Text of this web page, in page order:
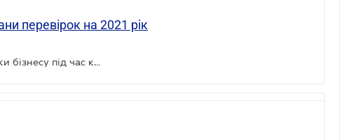
перевірок на 2021 рік
Рада скасувала мораторій на планові перевірки бізнесу під час карантину